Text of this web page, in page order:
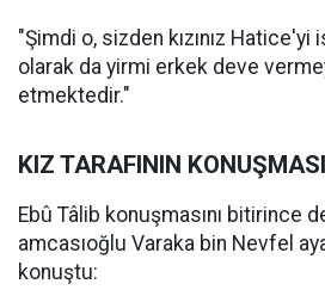
"Şimdi o, sizden kızınız
olarak da yirmi erkek deve
etmektedir."
KIZ TARAFININ KONUŞMASI
Ebû Tâlib konuşmasını bitirince
amcasıoğlu Varaka bin Nevfel
konuştu: